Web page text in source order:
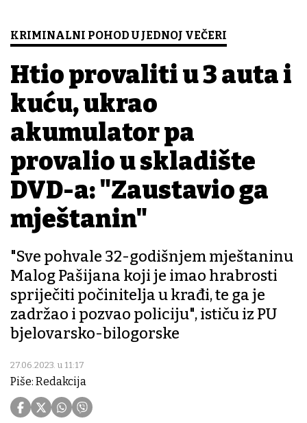
KRIMINALNI POHOD U JEDNOJ VEČERI
Htio provaliti u 3 auta i
kuću, ukrao
akumulator pa
provalio u skladište
DVD-a: "Zaustavio ga
mještanin"
"Sve pohvale 32-godišnjem mještaninu
Malog Pašijana koji je imao hrabrosti
spriječiti počinitelja u krađi, te ga je
zadržao i pozvao policiju", ističu iz PU
bjelovarsko-bilogorske
27.06.2023. u 11:17
Piše: Redakcija